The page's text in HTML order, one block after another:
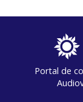
Portal de